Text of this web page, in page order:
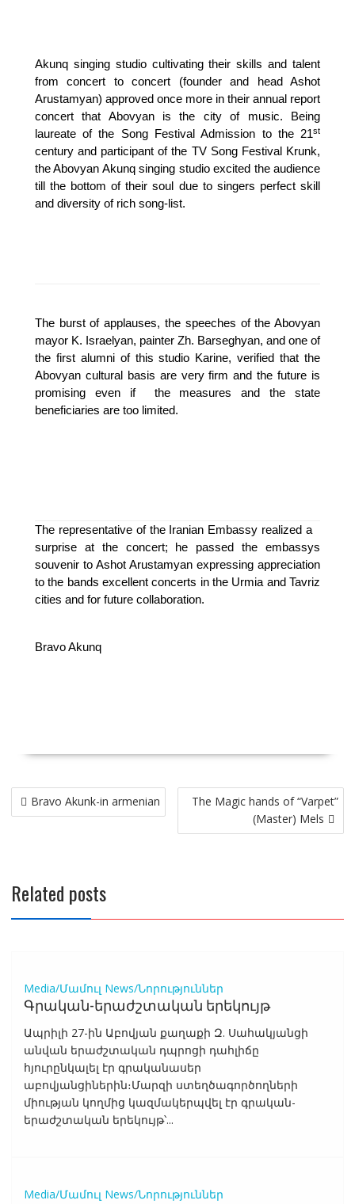
Akunq singing studio cultivating their skills and talent
from concert to concert (founder and head Ashot
Arustamyan) approved once more in their annual report
concert that Abovyan is the city of music. Being
laureate of the Song Festival Admission to the 21st
century and participant of the TV Song Festival Krunk,
the Abovyan Akunq singing studio excited the audience
till the bottom of their soul due to singers perfect skill
and diversity of rich song-list.
The burst of applauses, the speeches of the Abovyan
mayor K. Israelyan, painter Zh. Barseghyan, and one of
the first alumni of this studio Karine, verified that the
Abovyan cultural basis are very firm and the future is
promising even if
the measures and the state
beneficiaries are too limited.
The representative of the Iranian Embassy realized a
surprise at the concert; he passed the embassys
souvenir to Ashot Arustamyan expressing appreciation
to the bands excellent concerts in the Urmia and Tavriz
cities and for future collaboration.
Bravo Akunq
Post
navigation
Bravo Akunk-in armenian
The Magic hands of “Varpet”
(Master) Mels
Related posts
Media/Մամուլ News/Նորություններ
Գրական-երաժշտական երեկույթ
Ապրիլի 27-ին Աբովյան քաղաքի Զ. Սահակյանցի
անվան երաժշտական դպրոցի դահլիճը
հյուրընկալել էր գրականասեր
աբովյանցիներին։Մարզի ստեղծագործողների
միության կողմից կազմակերպվել էր գրական-
երաժշտական երեկույթ՝...
Media/Մամուլ News/Նորություններ